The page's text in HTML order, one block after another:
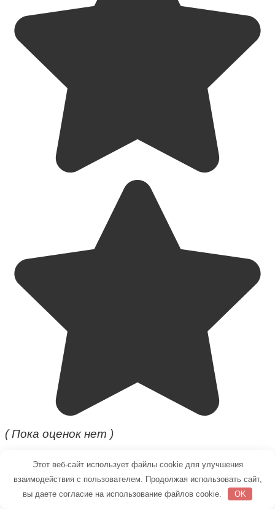
( Пока оценок нет )
Вам также может быть интересно
Этот веб-сайт использует файлы cookie для улучшения
взаимодействия с пользователем. Продолжая использовать сайт,
вы даете согласие на использование файлов cookie.
OK